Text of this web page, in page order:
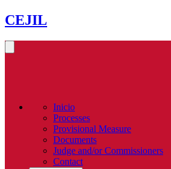
CEJIL
Inicio
Processes
Provisional Measure
Documents
Judge and/or Commissioners
Contact